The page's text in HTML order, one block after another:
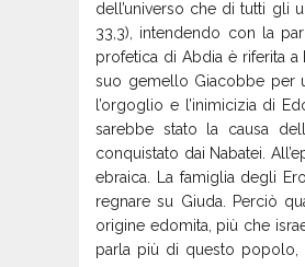
dell’universo che di tutti gli
33,3), intendendo con la
profetica di Abdia è riferita
suo gemello Giacobbe per
l’orgoglio e l’inimicizia di
sarebbe stato la causa
conquistato dai Nabatei.
ebraica. La famiglia degli
regnare su Giuda. Perciò
origine edomita, più che
parla più di questo popolo,